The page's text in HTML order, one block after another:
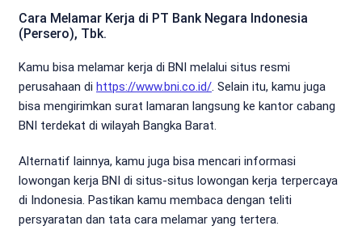
Cara Melamar Kerja di PT Bank Negara Indonesia
(Persero), Tbk.
Kamu bisa melamar kerja di BNI melalui situs resmi
perusahaan di https://www.bni.co.id/. Selain itu, kamu juga
bisa mengirimkan surat lamaran langsung ke kantor cabang
BNI terdekat di wilayah Bangka Barat.
Alternatif lainnya, kamu juga bisa mencari informasi
lowongan kerja BNI di situs-situs lowongan kerja terpercaya
di Indonesia. Pastikan kamu membaca dengan teliti
persyaratan dan tata cara melamar yang tertera.